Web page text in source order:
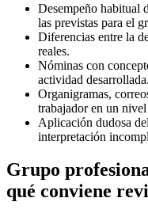
Desempeño habitual
las previstas para el
Diferencias entre la
reales.
Nóminas con
actividad desarrollada.
Organigramas,
trabajador en un
Aplicación dudosa
interpretación
Grupo
qué conviene